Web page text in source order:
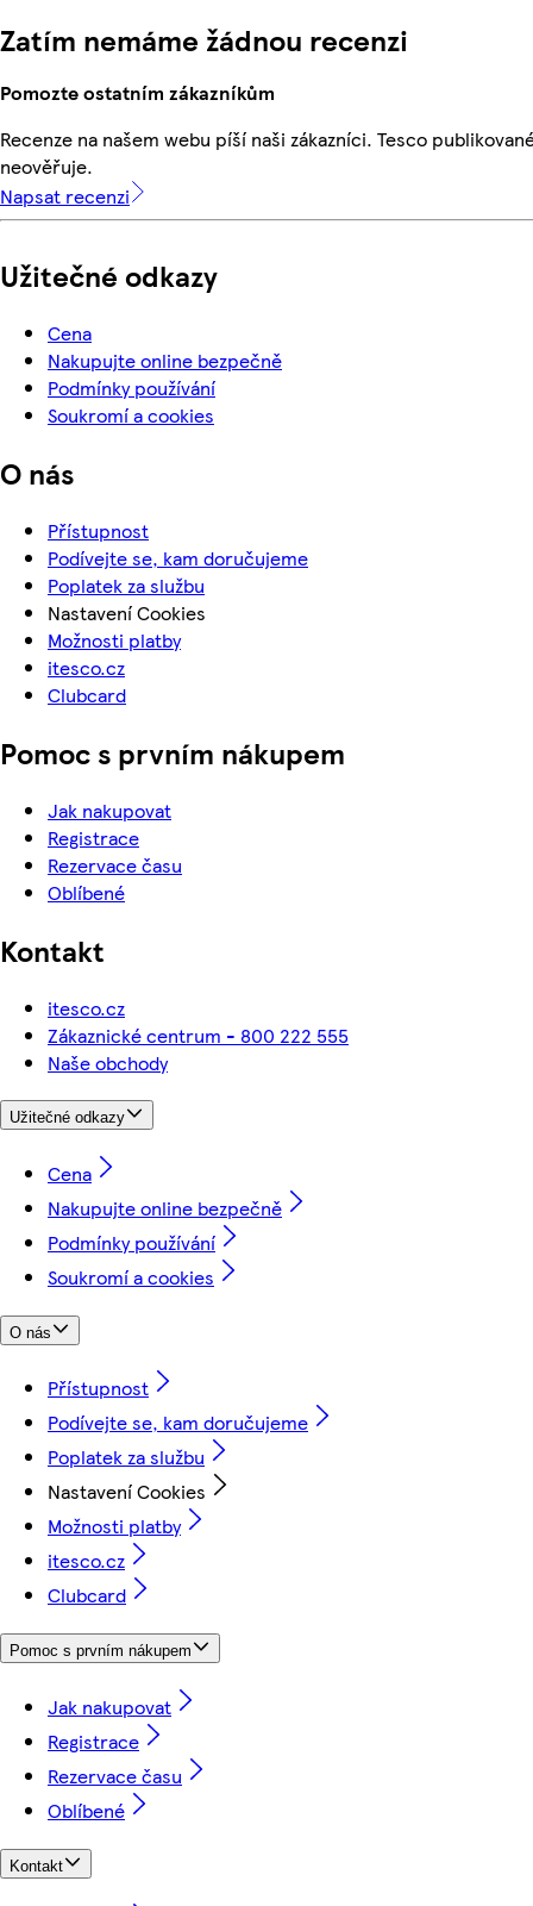
Zatím nemáme žádnou recenzi
Pomozte ostatním zákazníkům
Recenze na našem webu píší naši zákazníci. Tesco
neověřuje.
Napsat recenzi
Užitečné odkazy
Cena
Nakupujte online bezpečně
Podmínky používání
Soukromí a cookies
O nás
Přístupnost
Podívejte se, kam doručujeme
Poplatek za službu
Nastavení Cookies
Možnosti platby
itesco.cz
Clubcard
Pomoc s prvním nákupem
Jak nakupovat
Registrace
Rezervace času
Oblíbené
Kontakt
itesco.cz
Zákaznické centrum - 800 222 555
Naše obchody
Užitečné odkazy
Cena
Nakupujte online bezpečně
Podmínky používání
Soukromí a cookies
O nás
Přístupnost
Podívejte se, kam doručujeme
Poplatek za službu
Nastavení Cookies
Možnosti platby
itesco.cz
Clubcard
Pomoc s prvním nákupem
Jak nakupovat
Registrace
Rezervace času
Oblíbené
Kontakt